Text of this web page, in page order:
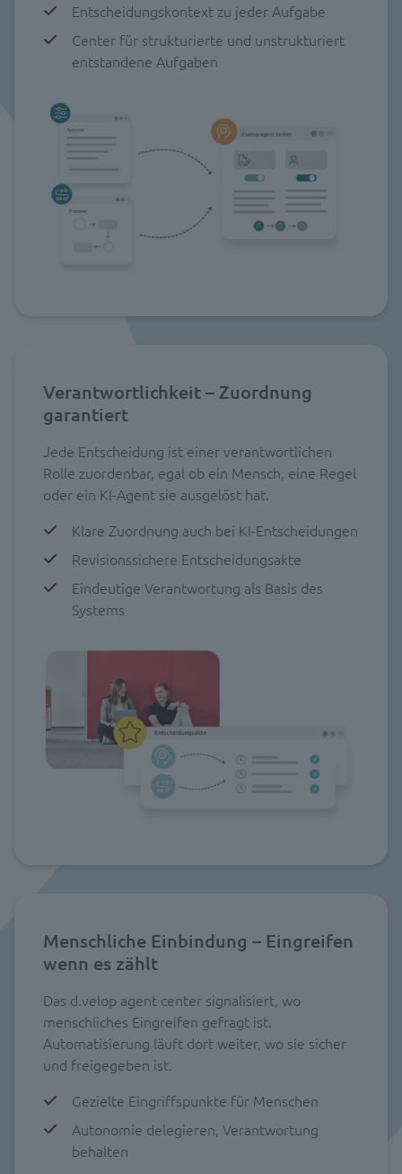
Entscheidungskontext zu jeder Aufgabe
Center für strukturierte und unstrukturiert
entstandene Aufgaben
Verantwortlichkeit – Zuordnung
garantiert
Jede Entscheidung ist einer verantwortlichen
Rolle zuordenbar, egal ob ein Mensch, eine Regel
oder ein KI-Agent sie ausgelöst hat.
Klare Zuordnung auch bei KI-Entscheidungen
Revisionssichere Entscheidungsakte
Eindeutige Verantwortung als Basis des
Systems
Menschliche Einbindung – Eingreifen
wenn es zählt
Das d.velop agent center signalisiert, wo
menschliches Eingreifen gefragt ist.
Automatisierung läuft dort weiter, wo sie sicher
und freigegeben ist.
Gezielte Eingriffspunkte für Menschen
Autonomie delegieren, Verantwortung
behalten